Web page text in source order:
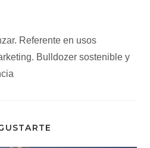
Referente en usos
Bulldozer sostenible y